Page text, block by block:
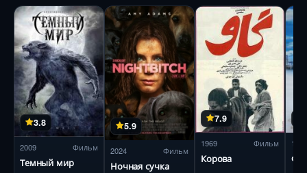
3.8
2009 Фильм
Темный мир
5.9
2024 Фильм
Ночная сучка
7.9
1969 Фильм
Корова
1995